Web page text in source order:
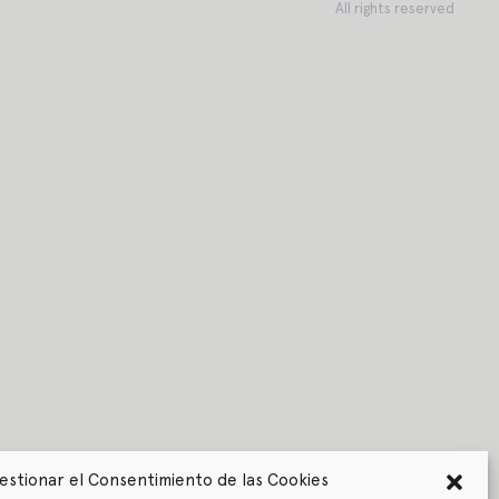
el Consentimiento de las Cookies
All rights reserved